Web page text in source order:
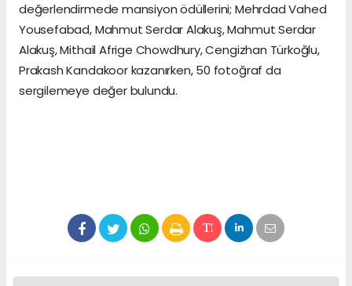
değerlendirmede mansiyon ödüllerini; Mehrdad Vahed
Yousefabad, Mahmut Serdar Alakuş, Mahmut Serdar
Alakuş, Mithail Afrige Chowdhury, Cengizhan Türkoğlu,
Prakash Kandakoor kazanırken, 50 fotoğraf da
sergilemeye değer bulundu.